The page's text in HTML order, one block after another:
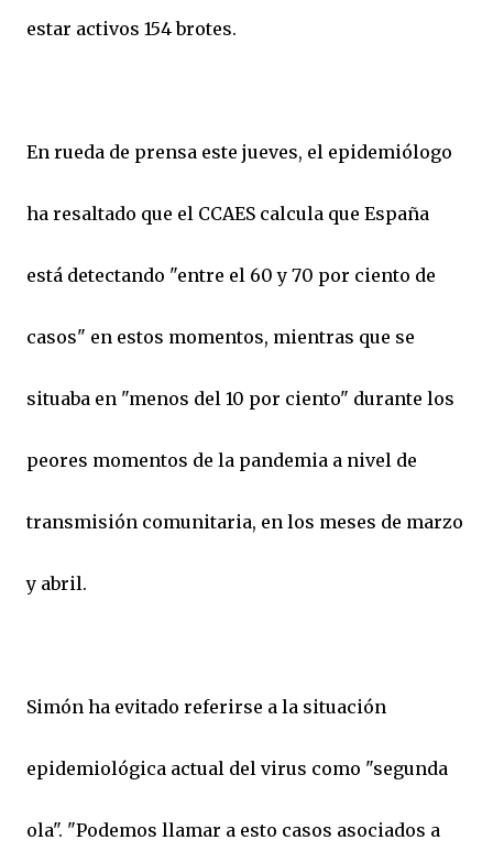
estar activos 154 brotes.
En rueda de prensa este jueves, el epidemiólogo
ha resaltado que el CCAES calcula que España
está detectando "entre el 60 y 70 por ciento de
casos" en estos momentos, mientras que se
situaba en "menos del 10 por ciento" durante los
peores momentos de la pandemia a nivel de
transmisión comunitaria, en los meses de marzo
y abril.
Simón ha evitado referirse a la situación
epidemiológica actual del virus como "segunda
ola". "Podemos llamar a esto casos asociados a